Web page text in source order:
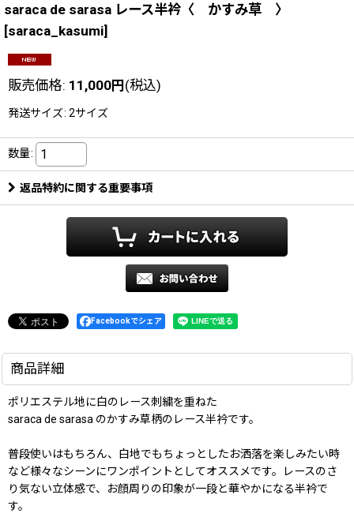
saraca de sarasa レース半衿〈 かすみ草 〉
[saraca_kasumi]
販売価格: 11,000円(税込)
発送サイズ: 2サイズ
数量:
返品特約に関する重要事項
Facebookでシェア
商品詳細
ポリエステル地に白のレース刺繍を重ねた
saraca de sarasa のかすみ草柄のレース半衿です。
普段使いはもちろん、白地でもちょっとしたお洒落を楽しみたい時
など様々なシーンにワンポイントとしてオススメです。レースのさ
り気ない立体感で、お顔周りの印象が一段と華やかになる半衿で
す。